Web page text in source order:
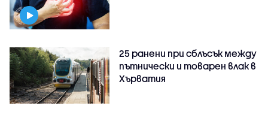
25 ранени при сблъсък между
пътнически и товарен влак в
Хърватия